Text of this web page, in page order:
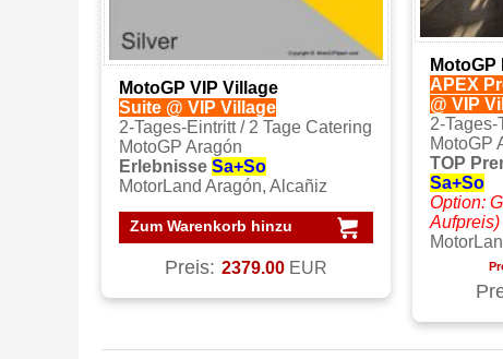
MotoGP VIP Village
Suite @ VIP Village
2-Tages-Eintritt / 2 Tage Catering
MotoGP Aragón
Erlebnisse Sa+So
MotorLand Aragón, Alcañiz
Zum Warenkorb hinzu
Preis: 2379.00 EUR
MotoGP
APEX
@ VIP
2-Tages-
MotoGP
TOP
Sa+So
Option:
Aufpreis)